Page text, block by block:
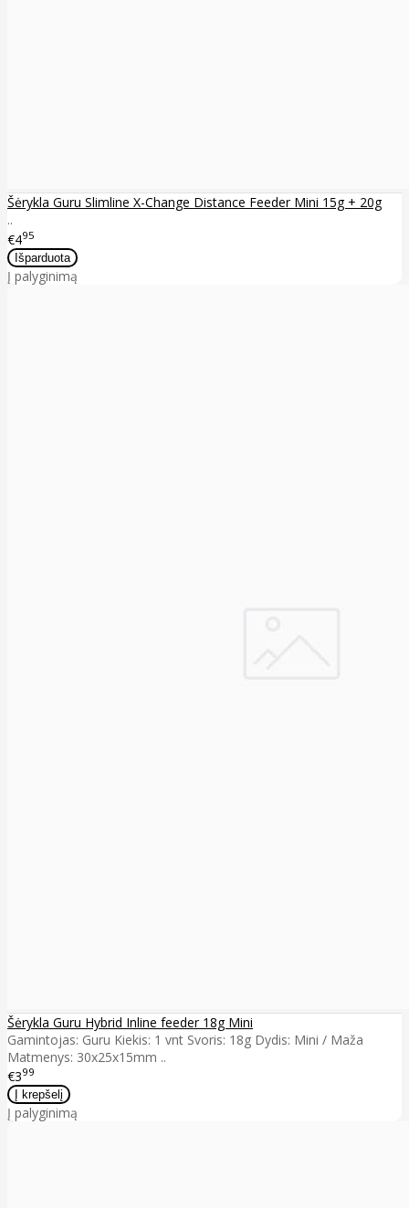
Šėrykla Guru Slimline X-Change Distance Feeder Mini 15g + 20g
..
€495
Į palyginimą
Šėrykla Guru Hybrid Inline feeder 18g Mini
Gamintojas: Guru Kiekis: 1 vnt Svoris: 18g Dydis: Mini / Maža
Matmenys: 30x25x15mm ..
€399
Į palyginimą